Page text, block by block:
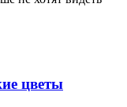
цветы